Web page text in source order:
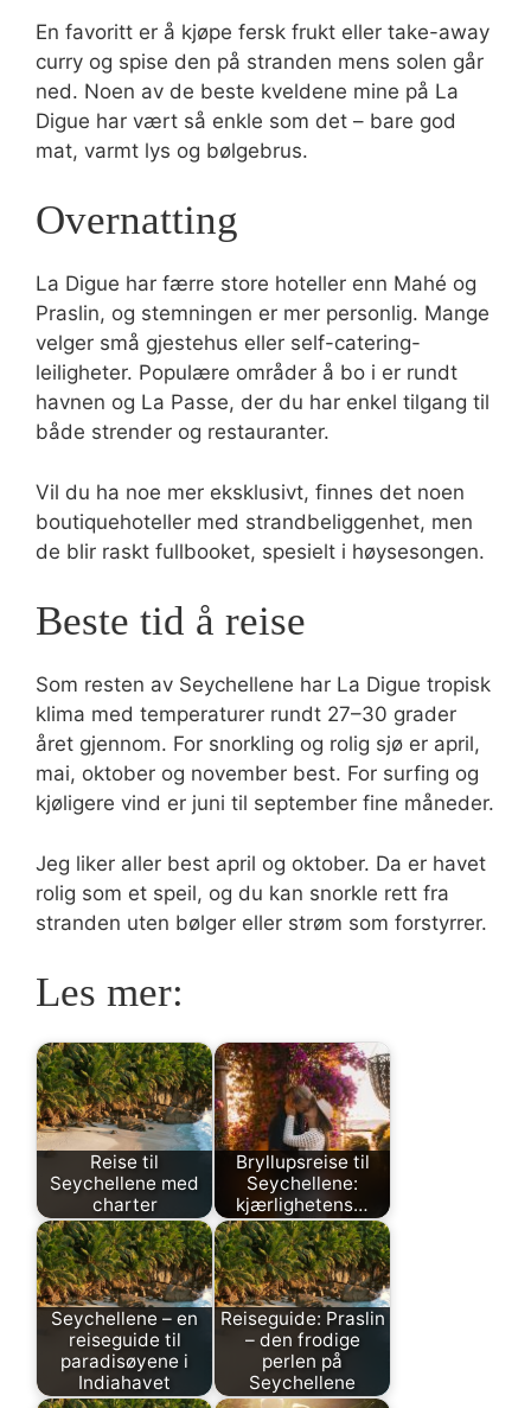
En favoritt er å kjøpe fersk frukt eller take-away
curry og spise den på stranden mens solen går
ned. Noen av de beste kveldene mine på La
Digue har vært så enkle som det – bare god
mat, varmt lys og bølgebrus.
Overnatting
La Digue har færre store hoteller enn Mahé og
Praslin, og stemningen er mer personlig. Mange
velger små gjestehus eller self-catering-
leiligheter. Populære områder å bo i er rundt
havnen og La Passe, der du har enkel tilgang til
både strender og restauranter.
Vil du ha noe mer eksklusivt, finnes det noen
boutiquehoteller med strandbeliggenhet, men
de blir raskt fullbooket, spesielt i høysesongen.
Beste tid å reise
Som resten av Seychellene har La Digue tropisk
klima med temperaturer rundt 27–30 grader
året gjennom. For snorkling og rolig sjø er april,
mai, oktober og november best. For surfing og
kjøligere vind er juni til september fine måneder.
Jeg liker aller best april og oktober. Da er havet
rolig som et speil, og du kan snorkle rett fra
stranden uten bølger eller strøm som forstyrrer.
Les mer:
Reise til
Seychellene med
charter
Bryllupsreise til
Seychellene:
kjærlighetens…
Seychellene – en
reiseguide til
paradisøyene i
Indiahavet
Reiseguide: Praslin
– den frodige
perlen på
Seychellene